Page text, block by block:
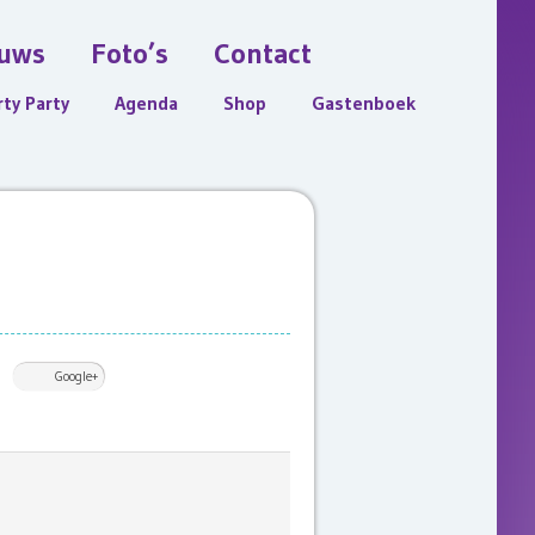
Foto’s Contact
Party Agenda Shop Gastenboek
Google+